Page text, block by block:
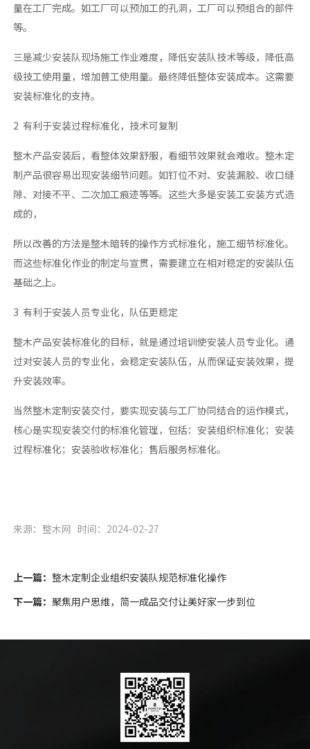
量在工厂完成。如工厂可以预加工的孔洞，工厂可以预组合的部件
等。
三是减少安装队现场施工作业难度，降低安装队技术等级，降低高
级技工使用量，增加普工使用量。最终降低整体安装成本。这需要
安装标准化的支持。
2 有利于安装过程标准化，技术可复制
整木产品安装后，看整体效果舒服，看细节效果就会难收。整木定
制产品很容易出现安装细节问题。如钉位不对、安装漏胶、收口缝
隙、对接不平、二次加工痕迹等等。这些大多是安装工安装方式造
成的，
所以改善的方法是整木暗转的操作方式标准化，施工细节标准化。
而这些标准化作业的制定与宣贯，需要建立在相对稳定的安装队伍
基础之上。
3 有利于安装人员专业化，队伍更稳定
整木产品安装标准化的目标，就是通过培训使安装人员专业化。通
过对安装人员的专业化，会稳定安装队伍，从而保证安装效果，提
升安装效率。
当然整木定制安装交付，要实现安装与工厂协同结合的运作模式，
核心是实现安装交付的标准化管理，包括：安装组织标准化；安装
过程标准化；安装验收标准化；售后服务标准化。
来源：整木网 时间：2024-02-27
上一篇： 整木定制企业组织安装队规范标准化操作
下一篇： 聚焦用户思维，简一成品交付让美好家一步到位